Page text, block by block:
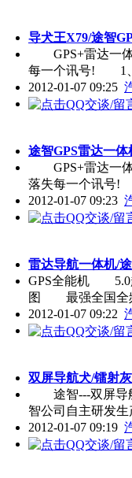
导犬王X79/途智
GPS+雷达一
每一个讯号! 1、
2012-01-07 09:25
途智GPS雷达一
GPS+雷达一
落失每一个讯号
2012-01-07 09:23
雷达导航一体机/
GPS全能机
图 最强全国全
2012-01-07 09:22
双屏导航犬/镭射
途智---双屏导
智公司自主研发
2012-01-07 09:19